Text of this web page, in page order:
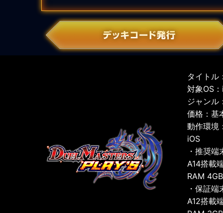
タイトル
対象OS
ジャンル
価格：基
動作環境
iOS
・推奨端
A14搭載
RAM
・保証端
A12搭載